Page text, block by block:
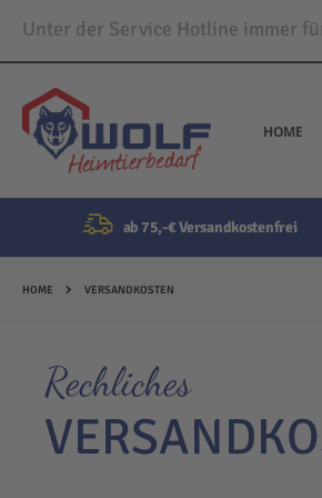
Unter der Service Hotline immer
Direkt
zum
Inhalt
HOME
ab 75,-€ Versandkostenfrei
HOME VERSANDKOSTEN
Rechliches